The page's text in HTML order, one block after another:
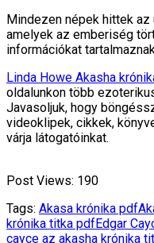
Mindezen népek hittek
amelyek az emberiség
információkat
Linda Howe Akasha
oldalunkon több
Javasoljuk, hogy
videoklipek, cikkek,
várja látogatóinkat.
Post Views: 190
Tags: Akasa krónika pdf
krónika titka pdfEdgar
cayce az akasha krónika